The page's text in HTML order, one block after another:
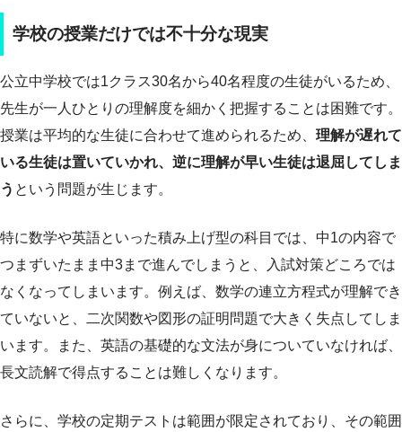
学校の授業だけでは不十分な現実
公立中学校では1クラス30名から40名程度の生徒がいるため、
先生が一人ひとりの理解度を細かく把握することは困難です。
授業は平均的な生徒に合わせて進められるため、 理解が遅れて
いる生徒は置いていかれ、逆に理解が早い生徒は退屈してしま
う という問題が生じます。
特に数学や英語といった積み上げ型の科目では、中1の内容で
つまずいたまま中3まで進んでしまうと、入試対策どころでは
なくなってしまいます。例えば、数学の連立方程式が理解でき
ていないと、二次関数や図形の証明問題で大きく失点してしま
います。また、英語の基礎的な文法が身についていなければ、
長文読解で得点することは難しくなります。
さらに、学校の定期テストは範囲が限定されており、その範囲